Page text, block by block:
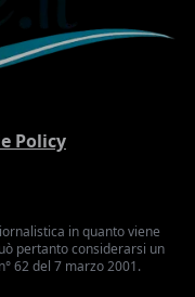
Policy
in quanto viene
pertanto considerarsi un
62 del 7 marzo 2001.